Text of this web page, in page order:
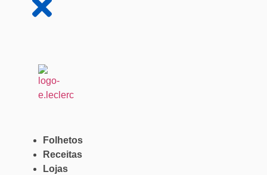
Folhetos
Receitas
Lojas